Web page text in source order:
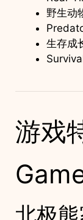
野生动
生存成
游戏
北极